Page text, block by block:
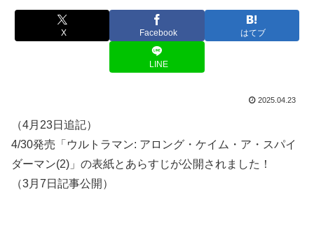
X Facebook はてブ
LINE
2025.04.23
（4月23日追記）
4/30発売「ウルトラマン: アロング・ケイム・ア・スパイ
ダーマン(2)」の表紙とあらすじが公開されました！
（3月7日記事公開）